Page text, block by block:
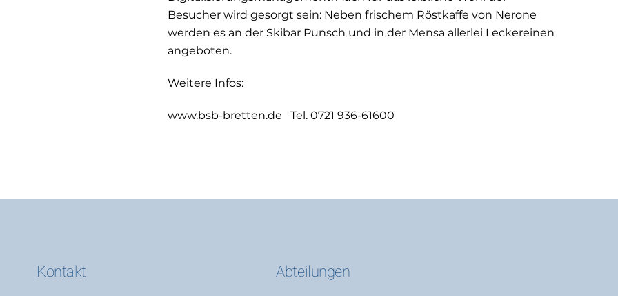
Besucher wird gesorgt sein: Neben frischem Röstkaffe von Nerone
werden es an der Skibar Punsch und in der Mensa allerlei Leckereinen
angeboten.
Weitere Infos:
www.bsb-bretten.de Tel. 0721 936-61600
Kontakt Abteilungen